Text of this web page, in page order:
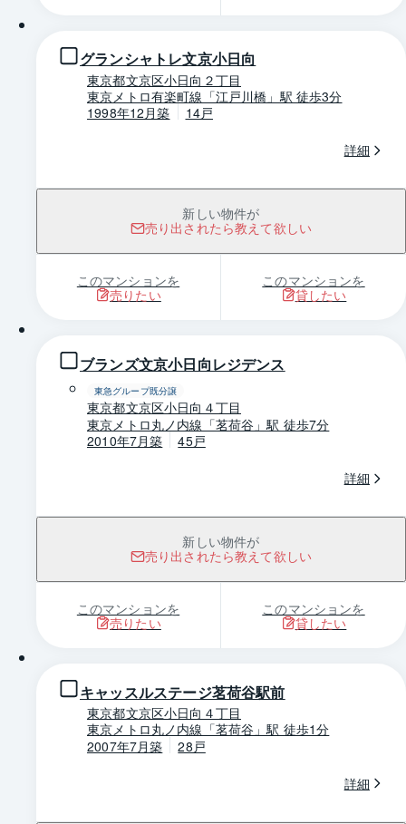
グランシャトレ文京小日向
東京都文京区小日向２丁目
東京メトロ有楽町線「江戸川橋」駅 徒歩3分
1998年12月築
14戸
詳細
新しい物件が
売り出されたら教えて欲しい
このマンションを
売りたい
このマンションを
貸したい
ブランズ文京小日向レジデンス
東急グループ既分譲
東京都文京区小日向４丁目
東京メトロ丸ノ内線「茗荷谷」駅 徒歩7分
2010年7月築
45戸
詳細
新しい物件が
売り出されたら教えて欲しい
このマンションを
売りたい
このマンションを
貸したい
キャッスルステージ茗荷谷駅前
東京都文京区小日向４丁目
東京メトロ丸ノ内線「茗荷谷」駅 徒歩1分
2007年7月築
28戸
詳細